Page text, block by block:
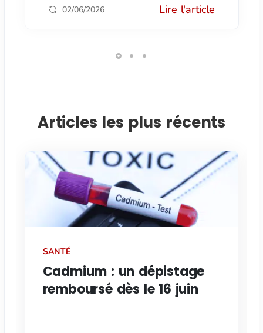
02/06/2026 Lire l'article
Articles les plus récents
SANTÉ
Cadmium : un dépistage
remboursé dès le 16 juin